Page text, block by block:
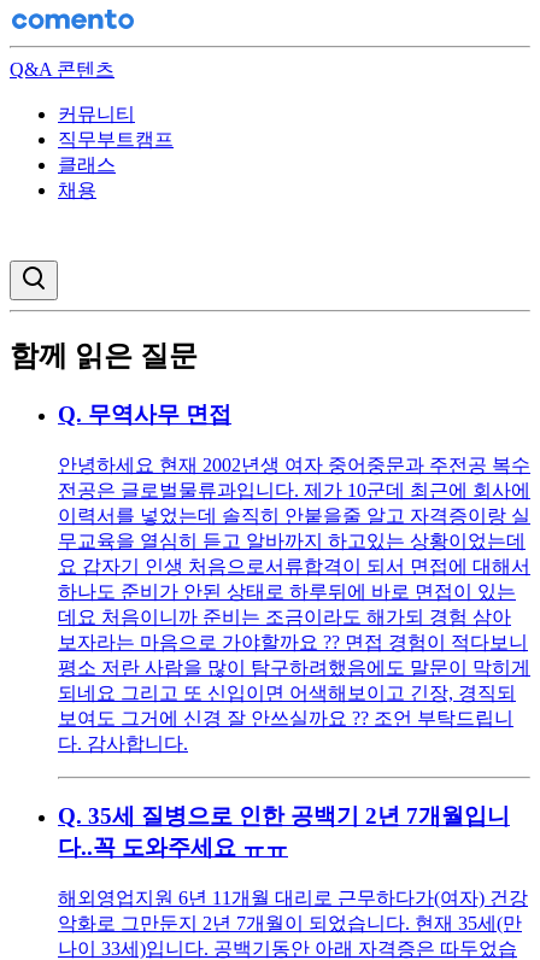
Q&A 콘텐츠
커뮤니티
직무부트캠프
클래스
채용
함께 읽은 질문
Q. 무역사무 면접
안녕하세요 현재 2002년생 여자 중어중문과 주전공 복수
전공은 글로벌물류과입니다. 제가 10군데 최근에 회사에
이력서를 넣었는데 솔직히 안붙을줄 알고 자격증이랑 실
무교육을 열심히 듣고 알바까지 하고있는 상황이었는데
요 갑자기 인생 처음으로서류합격이 되서 면접에 대해서
하나도 준비가 안된 상태로 하루뒤에 바로 면접이 있는
데요 처음이니까 준비는 조금이라도 해가되 경험 삼아
보자라는 마음으로 가야할까요 ?? 면접 경험이 적다보니
평소 저란 사람을 많이 탐구하려했음에도 말문이 막히게
되네요 그리고 또 신입이면 어색해보이고 긴장, 경직되
보여도 그거에 신경 잘 안쓰실까요 ?? 조언 부탁드립니
다. 감사합니다.
Q. 35세 질병으로 인한 공백기 2년 7개월입니
다..꼭 도와주세요 ㅠㅠ
해외영업지원 6년 11개월 대리로 근무하다가(여자) 건강
악화로 그만둔지 2년 7개월이 되었습니다. 현재 35세(만
나이 33세)입니다. 공백기동안 아래 자격증은 따두었습